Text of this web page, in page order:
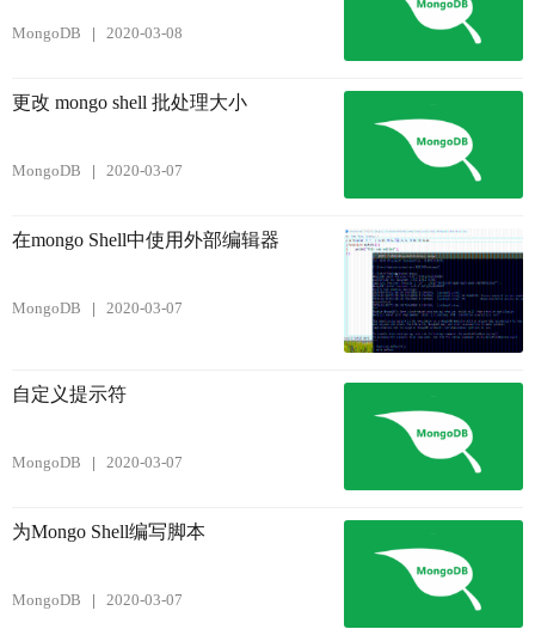
MongoDB 2020-03-08
更改 mongo shell 批处理大小
MongoDB 2020-03-07
在mongo Shell中使用外部编辑器
MongoDB 2020-03-07
自定义提示符
MongoDB 2020-03-07
为Mongo Shell编写脚本
MongoDB 2020-03-07